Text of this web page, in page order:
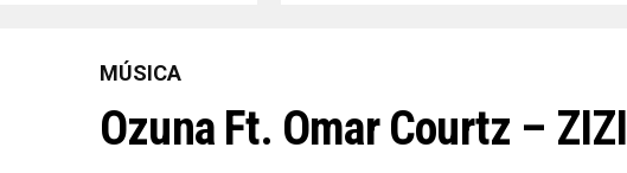
MÚSICA
Ozuna Ft. Omar Courtz – ZIZI